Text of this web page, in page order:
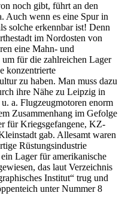
noch gibt, führt an den
Auch wenn es eine Spur in
solche erkennbar ist! Denn
im Nordosten von
eine Mahn- und
für die zahlreichen Lager
konzentrierte
zu haben. Man muss dazu
ihre Nähe zu Leipzig in
a. Flugzeugmotoren enorm
Zusammenhang im Gefolge
für Kriegsgefangene, KZ-
gab. Allesamt waren
Rüstungsindustrie
Lager für amerikanische
das laut Verzeichnis
Institut“ trug und
unter Nummer 8